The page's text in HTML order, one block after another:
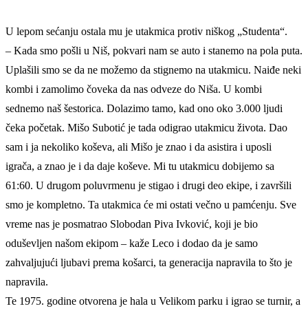
U lepom sećanju ostala mu je utakmica protiv niškog „Studenta“.
– Kada smo pošli u Niš, pokvari nam se auto i stanemo na pola puta.
Uplašili smo se da ne možemo da stignemo na utakmicu. Naiđe neki
kombi i zamolimo čoveka da nas odveze do Niša. U kombi
sednemo naš šestorica. Dolazimo tamo, kad ono oko 3.000 ljudi
čeka početak. Mišo Subotić je tada odigrao utakmicu života. Dao
sam i ja nekoliko koševa, ali Mišo je znao i da asistira i uposli
igrača, a znao je i da daje koševe. Mi tu utakmicu dobijemo sa
61:60. U drugom poluvrmenu je stigao i drugi deo ekipe, i završili
smo je kompletno. Ta utakmica će mi ostati večno u pamćenju. Sve
vreme nas je posmatrao Slobodan Piva Ivković, koji je bio
oduševljen našom ekipom – kaže Leco i dodao da je samo
zahvaljujući ljubavi prema košarci, ta generacija napravila to što je
napravila.
Te 1975. godine otvorena je hala u Velikom parku i igrao se turnir, a